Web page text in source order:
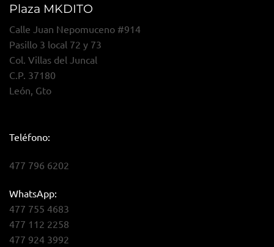
Plaza MKDITO
Calle Juan Nepomuceno #914
Pasillo 3 local 72 y 73
Col. Villas del Juncal
C.P. 37180
León, Gto
Teléfono:
477 796 6202
WhatsApp:
477 755 4683
477 112 2258
477 924 3992